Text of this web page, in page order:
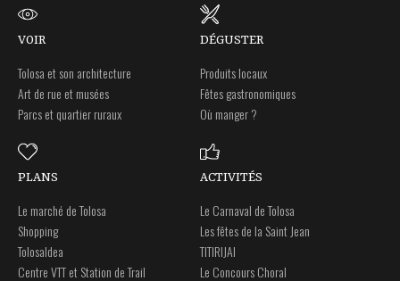
VOIR
Tolosa et son architecture
Art de rue et musées
Parcs et quartier ruraux
DÉGUSTER
Produits locaux
Fêtes gastronomiques
Où manger ?
PLANS
Le marché de Tolosa
Shopping
Tolosaldea
Centre VTT et Station de Trail
ACTIVITÉS
Le Carnaval de Tolosa
Les fêtes de la Saint Jean
TITIRIJAI
Le Concours Choral